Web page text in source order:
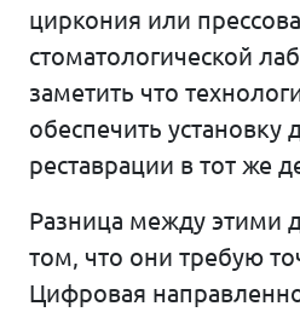
циркония или
стоматологической
заметить что
обеспечить установку
реставрации в тот же
Разница между этими
том, что они требую
Цифровая